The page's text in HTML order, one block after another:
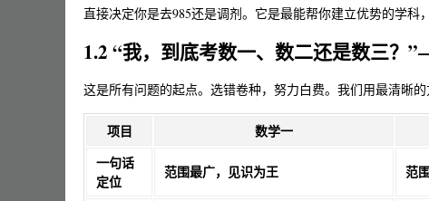
直接决定你是去985还是调剂。它是最能帮你建立优势的学科
1.2 “我，到底考数一、数二还是数三
这是所有问题的起点。选错卷种，努力白费。我们用最清晰的
项目 数学一
一句话
定位
范围最广，见识为王 范